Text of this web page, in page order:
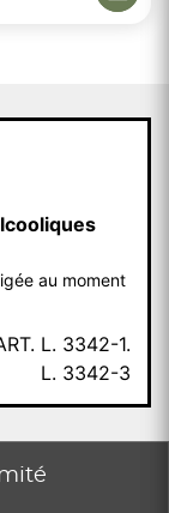
au moment
L. 3342-1.
L. 3342-3